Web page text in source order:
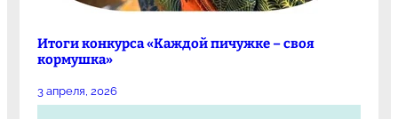
Итоги конкурса «Каждой пичужке – своя
кормушка»
3 апреля, 2026